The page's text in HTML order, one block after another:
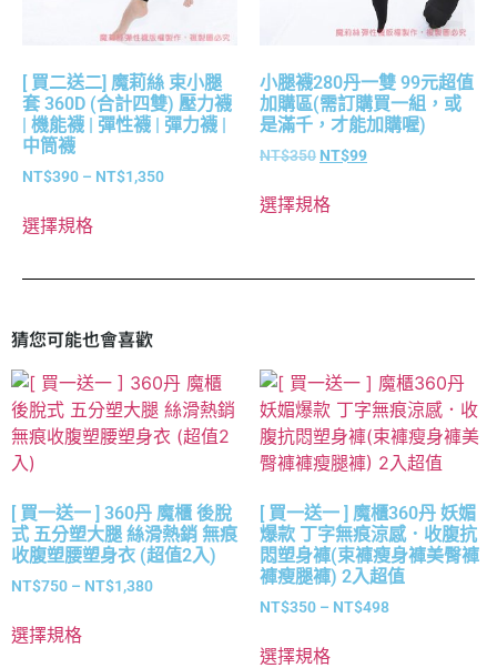
[ 買二送二] 魔莉絲 束小腿
套 360D (合計四雙) 壓力襪
| 機能襪 | 彈性襪 | 彈力襪 |
中筒襪
NT$390 – NT$1,350
選擇規格
小腿襪280丹一雙 99元超值
加購區(需訂購買一組，或
是滿千，才能加購喔)
NT$350 NT$99
選擇規格
猜您可能也會喜歡
[ 買一送一 ] 360丹 魔櫃 後脫
式 五分塑大腿 絲滑熱銷 無痕
收腹塑腰塑身衣 (超值2入)
NT$750 – NT$1,380
選擇規格
[ 買一送一 ] 魔櫃360丹 妖媚
爆款 丁字無痕涼感．收腹抗
悶塑身褲(束褲瘦身褲美臀褲
褲瘦腿褲) 2入超值
NT$350 – NT$498
選擇規格